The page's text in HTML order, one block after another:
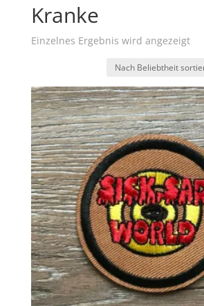
Kranke
Einzelnes Ergebnis wird angezeigt